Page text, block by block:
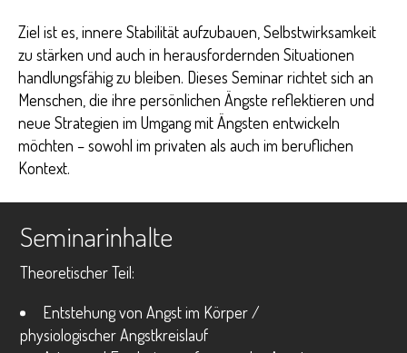
Ziel ist es, innere Stabilität aufzubauen, Selbstwirksamkeit
zu stärken und auch in herausfordernden Situationen
handlungsfähig zu bleiben. Dieses Seminar richtet sich an
Menschen, die ihre persönlichen Ängste reflektieren und
neue Strategien im Umgang mit Ängsten entwickeln
möchten – sowohl im privaten als auch im beruflichen
Kontext.
Seminarinhalte
Theoretischer Teil:
Entstehung von Angst im Körper /
physiologischer Angstkreislauf